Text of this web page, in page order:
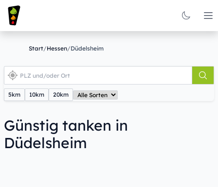
Start/Hessen/Düdelsheim
5km 10km 20km
Günstig tanken in
Düdelsheim